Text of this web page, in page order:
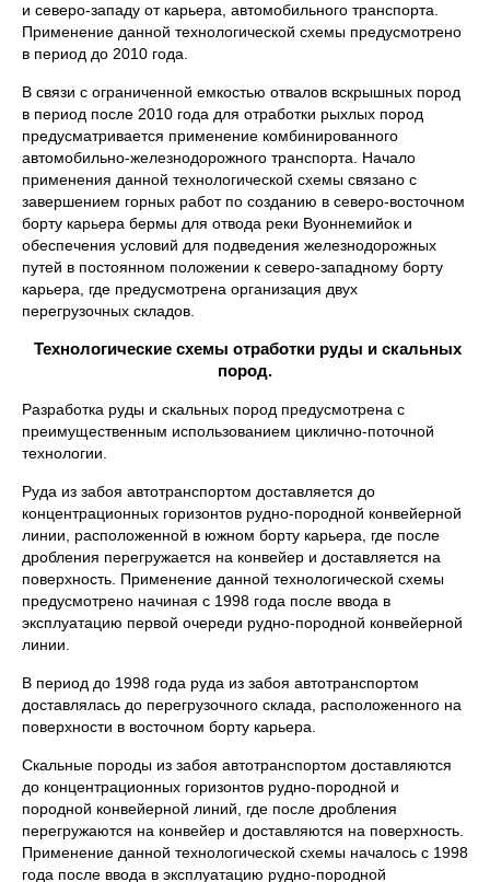
и северо-западу от карьера, автомобильного транспорта.
Применение данной технологической схемы предусмотрено
в период до 2010 года.
В связи с ограниченной емкостью отвалов вскрышных пород
в период после 2010 года для отработки рыхлых пород
предусматривается применение комбинированного
автомобильно-железнодорожного транспорта. Начало
применения данной технологической схемы связано с
завершением горных работ по созданию в северо-восточном
борту карьера бермы для отвода реки Вуоннемийок и
обеспечения условий для подведения железнодорожных
путей в постоянном положении к северо-западному борту
карьера, где предусмотрена организация двух
перегрузочных складов.
Технологические схемы отработки руды и скальных
пород.
Разработка руды и скальных пород предусмотрена с
преимущественным использованием циклично-поточной
технологии.
Руда из забоя автотранспортом доставляется до
концентрационных горизонтов рудно-породной конвейерной
линии, расположенной в южном борту карьера, где после
дробления перегружается на конвейер и доставляется на
поверхность. Применение данной технологической схемы
предусмотрено начиная с 1998 года после ввода в
эксплуатацию первой очереди рудно-породной конвейерной
линии.
В период до 1998 года руда из забоя автотранспортом
доставлялась до перегрузочного склада, расположенного на
поверхности в восточном борту карьера.
Скальные породы из забоя автотранспортом доставляются
до концентрационных горизонтов рудно-породной и
породной конвейерной линий, где после дробления
перегружаются на конвейер и доставляются на поверхность.
Применение данной технологической схемы началось с 1998
года после ввода в эксплуатацию рудно-породной